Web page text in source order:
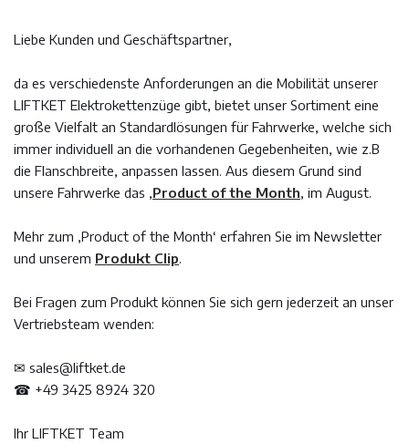
Liebe Kunden und Geschäftspartner,
da es verschiedenste Anforderungen an die Mobilität unserer
LIFTKET Elektrokettenzüge gibt, bietet unser Sortiment eine
große Vielfalt an Standardlösungen für Fahrwerke, welche sich
immer individuell an die vorhandenen Gegebenheiten, wie z.B
die Flanschbreite, anpassen lassen. Aus diesem Grund sind
unsere Fahrwerke das ‚Product of the Month‚ im August.
Mehr zum ‚Product of the Month‘ erfahren Sie im Newsletter
und unserem Produkt Clip.
Bei Fragen zum Produkt können Sie sich gern jederzeit an unser
Vertriebsteam wenden:
✉ sales@liftket.de
☎ +49 3425 8924 320
Ihr LIFTKET Team